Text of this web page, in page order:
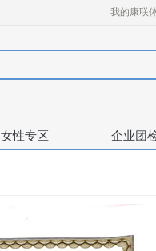
我的康联
女性专区 企业团